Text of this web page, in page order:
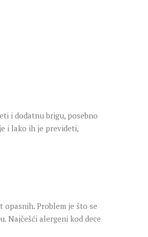
i dodatnu brigu, posebno
i lako ih je prevideti,
Problem je što se
Najčešći alergeni kod dece